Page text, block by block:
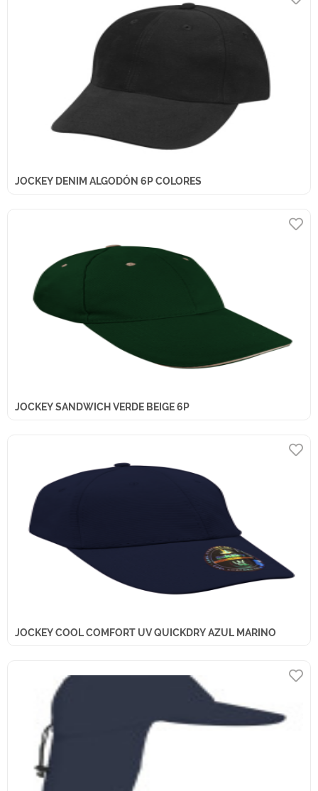
JOCKEY DENIM ALGODÓN 6P COLORES
JOCKEY SANDWICH VERDE BEIGE 6P
JOCKEY COOL COMFORT UV QUICKDRY AZUL MARINO